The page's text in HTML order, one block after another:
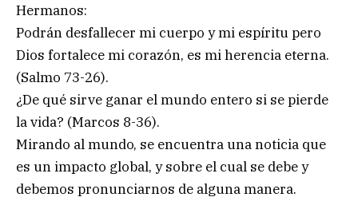
Hermanos:
Podrán desfallecer mi cuerpo y mi espíritu pero
Dios fortalece mi corazón, es mi herencia eterna.
(Salmo 73-26).
¿De qué sirve ganar el mundo entero si se pierde
la vida? (Marcos 8-36).
Mirando al mundo, se encuentra una noticia que
es un impacto global, y sobre el cual se debe y
debemos pronunciarnos de alguna manera.